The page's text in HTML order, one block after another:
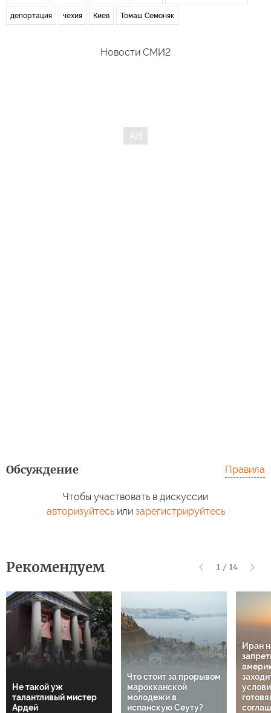
депортация чехия Киев Томаш Семоняк
Новости СМИ2
Обсуждение Правила
Чтобы участвовать в дискуссии
авторизуйтесьили зарегистрируйтесь
Рекомендуем 1 / 14
Не такой уж
талантливый мистер
Ардей
Что стоит за прорывом
марокканской
молодежи в
испанскую Сеуту?
Иран